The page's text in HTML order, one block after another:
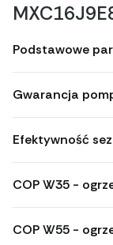
Podstawowe
Gwarancja
Efektywność
COP W35 -
COP W55 -